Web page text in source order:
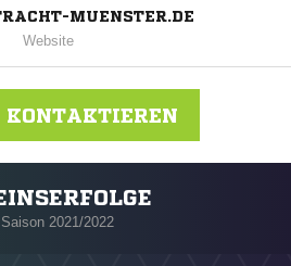
MUENSTER.DE
Website
KONTAKTIEREN
an Eintracht Münster
2021/2022